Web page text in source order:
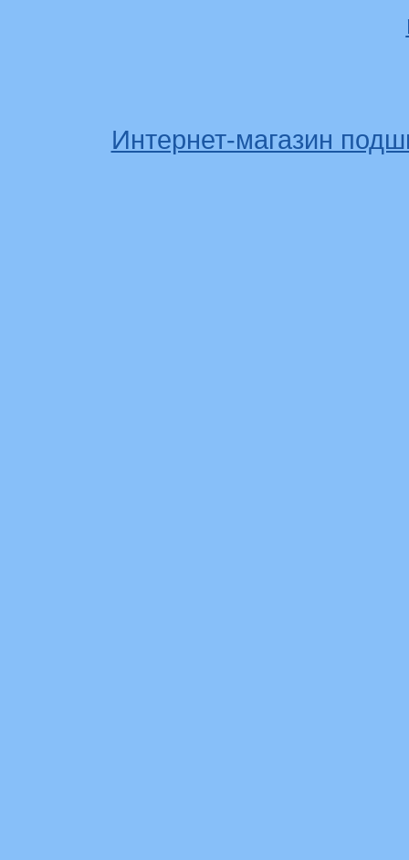
Интернет-магазин